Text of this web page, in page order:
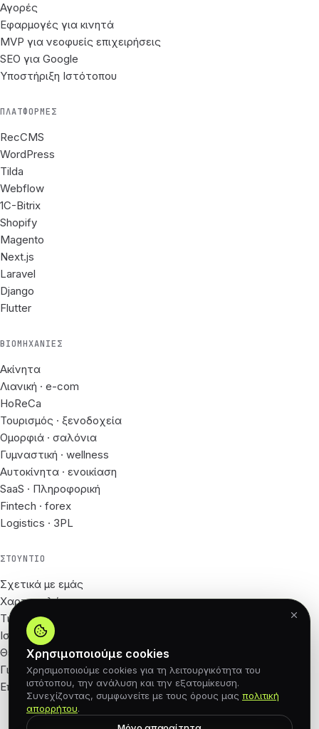
Αγορές
Εφαρμογές για κινητά
MVP για νεοφυείς επιχειρήσεις
SEO για Google
Υποστήριξη Ιστότοπου
ΠΛΑΤΦΌΡΜΕΣ
RecCMS
WordPress
Tilda
Webflow
1C-Bitrix
Shopify
Magento
Next.js
Laravel
Django
Flutter
ΒΙΟΜΗΧΑΝΊΕΣ
Ακίνητα
Λιανική · e-com
HoReCa
Τουρισμός · ξενοδοχεία
Ομορφιά · σαλόνια
Γυμναστική · wellness
Αυτοκίνητα · ενοικίαση
SaaS · Πληροφορική
Fintech · forex
Logistics · 3PL
ΣΤΟΎΝΤΙΟ
Σχετικά με εμάς
Χαρτοφυλάκιο
Τιμές
Ιστολόγιο
Θέσεις εργασίας
Για Συνεργάτες
Επικοινωνία
Χρησιμοποιούμε cookies
Χρησιμοποιούμε cookies για τη λειτουργικότητα του
ιστότοπου, την ανάλυση και την εξατομίκευση.
Συνεχίζοντας, συμφωνείτε με τους όρους μας πολιτική
απορρήτου.